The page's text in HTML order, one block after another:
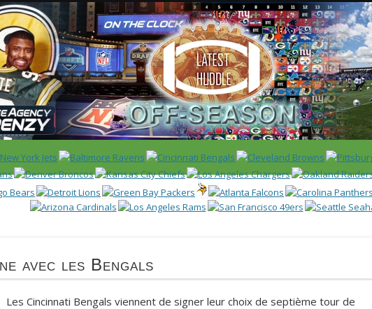
(Foot US)
CALENDRIER / CLASSEMENT NFL DRAFT/COMBINE ENCYCLOPÉDIE
avec les Bengals
Les Cincinnati Bengals viennent de signer leur choix de septième tour de